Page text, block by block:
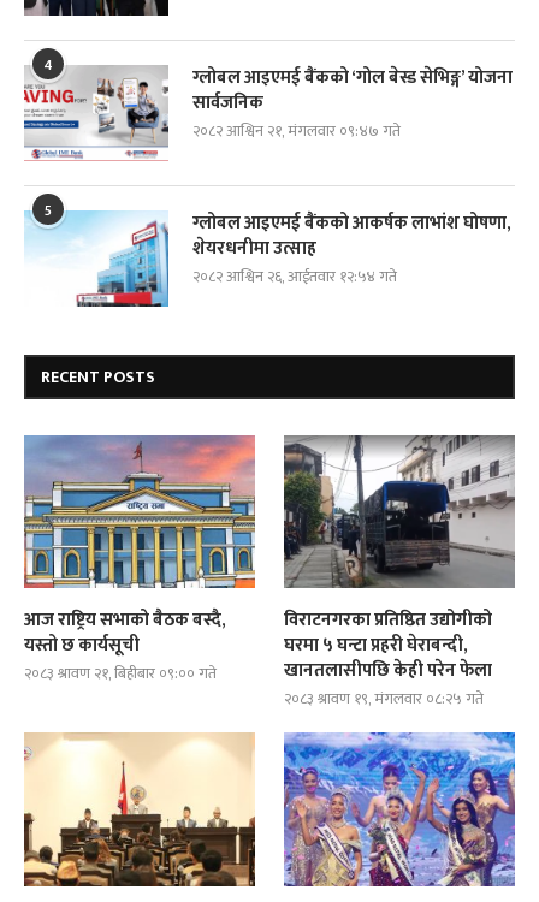
4
ग्लोबल आइएमई बैंकको ‘गोल बेस्ड सेभिङ्ग’ योजना
सार्वजनिक
२०८२ आश्विन २१, मंगलवार ०९:४७ गते
5
ग्लोबल आइएमई बैंकको आकर्षक लाभांश घोषणा,
शेयरधनीमा उत्साह
२०८२ आश्विन २६, आईतवार १२:५४ गते
RECENT POSTS
आज राष्ट्रिय सभाको बैठक बस्दै,
यस्तो छ कार्यसूची
२०८३ श्रावण २१, बिहीबार ०९:०० गते
विराटनगरका प्रतिष्ठित उद्योगीको
घरमा ५ घन्टा प्रहरी घेराबन्दी,
खानतलासीपछि केही परेन फेला
२०८३ श्रावण १९, मंगलवार ०८:२५ गते